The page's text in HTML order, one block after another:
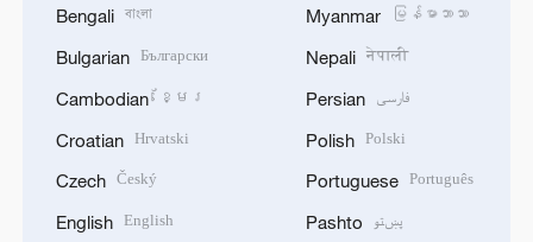
Bengali বাংলা
Bulgarian Български
Cambodian ខ្មែរ
Croatian Hrvatski
Czech Český
English English
Myanmar မြန်မာဘာသာ
Nepali नेपाली
Persian فارسی
Polish Polski
Portuguese Português
Pashto پښتو